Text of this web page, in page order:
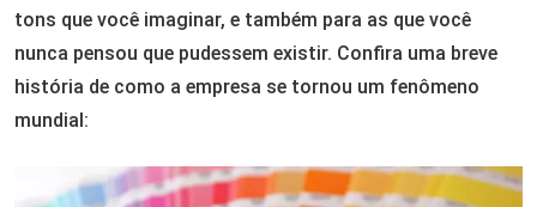
tons que você imaginar, e também para as que você
nunca pensou que pudessem existir. Confira uma breve
história de como a empresa se tornou um fenômeno
mundial: